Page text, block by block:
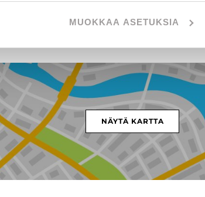
MUOKKAA ASETUKSIA
NÄYTÄ KARTTA